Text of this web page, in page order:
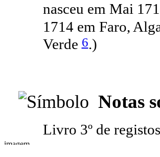
nasceu em Mai
1714 em Faro,
Verde6.)
Notas
Livro 3º de